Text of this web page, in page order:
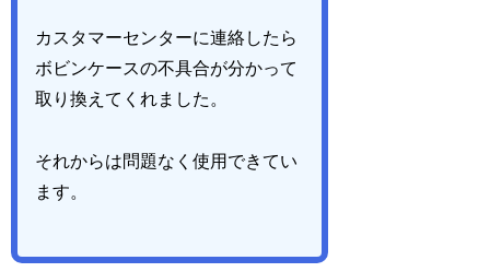
カスタマーセンターに連絡したら
ボビンケースの不具合が分かって
取り換えてくれました。
それからは問題なく使用できてい
ます。